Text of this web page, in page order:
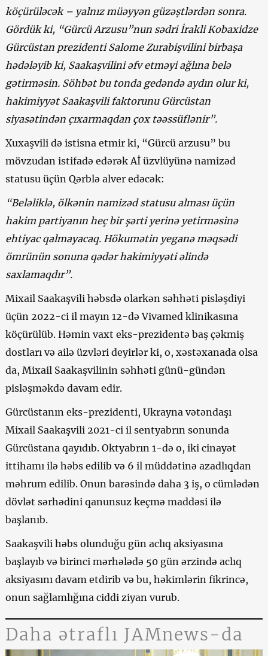
köçürüləcək – yalnız müəyyən güzəştlərdən sonra.
Gördük ki, “Gürcü Arzusu”nun sədri İrakli Kobaxidze
Gürcüstan prezidenti Salome Zurabişvilini birbaşa
hədələyib ki, Saakaşvilini əfv etməyi ağlına belə
gətirməsin. Söhbət bu tonda gedəndə aydın olur ki,
hakimiyyət Saakaşvili faktorunu Gürcüstan
siyasətindən çıxarmaqdan çox təəssüflənir”.
Xuxaşvili də istisna etmir ki, “Gürcü arzusu” bu
mövzudan istifadə edərək Aİ üzvlüyünə namizəd
statusu üçün Qərblə alver edəcək:
“Beləliklə, ölkənin namizəd statusu alması üçün
hakim partiyanın heç bir şərti yerinə yetirməsinə
ehtiyac qalmayacaq. Hökumətin yeganə məqsədi
ömrünün sonuna qədər hakimiyyəti əlində
saxlamaqdır”.
Mixail Saakaşvili həbsdə olarkən səhhəti pisləşdiyi
üçün 2022-ci il mayın 12-də Vivamed klinikasına
köçürülüb. Həmin vaxt eks-prezidentə baş çəkmiş
dostları və ailə üzvləri deyirlər ki, o, xəstəxanada olsa
da, Mixail Saakaşvilinin səhhəti günü-gündən
pisləşməkdə davam edir.
Gürcüstanın eks-prezidenti, Ukrayna vətəndaşı
Mixail Saakaşvili 2021-ci il sentyabrın sonunda
Gürcüstana qayıdıb. Oktyabrın 1-də o, iki cinayət
ittihamı ilə həbs edilib və 6 il müddətinə azadlıqdan
məhrum edilib. Onun barəsində daha 3 iş, o cümlədən
dövlət sərhədini qanunsuz keçmə maddəsi ilə
başlanıb.
Saakaşvili həbs olunduğu gün aclıq aksiyasına
başlayıb və birinci mərhələdə 50 gün ərzində aclıq
aksiyasını davam etdirib və bu, həkimlərin fikrincə,
onun sağlamlığına ciddi ziyan vurub.
Daha ətraflı JAMnews-da